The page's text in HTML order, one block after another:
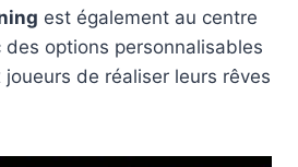
est également au centre
des options personnalisables
de réaliser leurs rêves